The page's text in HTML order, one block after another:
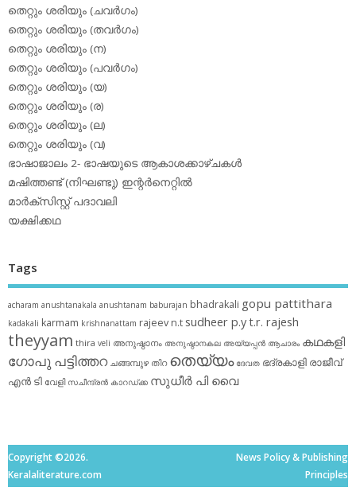
തെറ്റും ശരിയും (ചവര്‍ഗം)
തെറ്റും ശരിയും (തവര്‍ഗം)
തെറ്റും ശരിയും (ന)
തെറ്റും ശരിയും (പവര്‍ഗം)
തെറ്റും ശരിയും (യ)
തെറ്റും ശരിയും (ര)
തെറ്റും ശരിയും (ല)
തെറ്റും ശരിയും (വ)
ഭാഷാജാലം 2- ഭാഷയുടെ ആകാശക്കാഴ്ചകള്‍
മഷിത്തണ്ട് (നിഘണ്ടു) ഇന്റര്‍നെറ്റില്‍
മാര്‍ക്‌സിസ്റ്റ് പദാവലി
യക്ഷിക്കഥ
Tags
acharam anushtanakala anushtanam baburajan bhadrakali gopu pattithara
kadakali karmam krishnanattam rajeev n.t sudheer p.yt.r. rajesh
theyyam thira veli അനുഷ്ഠാനം അനുഷ്ഠാനകല അയ്യപ്പന്‍ ആചാരം കഥകളി
ഗോപു പട്ടിത്തറ ചങ്ങമ്പുഴ തിറ തെയ്യം ദേവത ഭദ്രകാളി രാജീവ്
എൻ ടി വേളി സചീന്ദ്രന്‍ കാറഡ്ക്ക സുധീര്‍ പി വൈ
Copyright ©2026.
Keralaliterature.com
News Policy & Publishing
Principles